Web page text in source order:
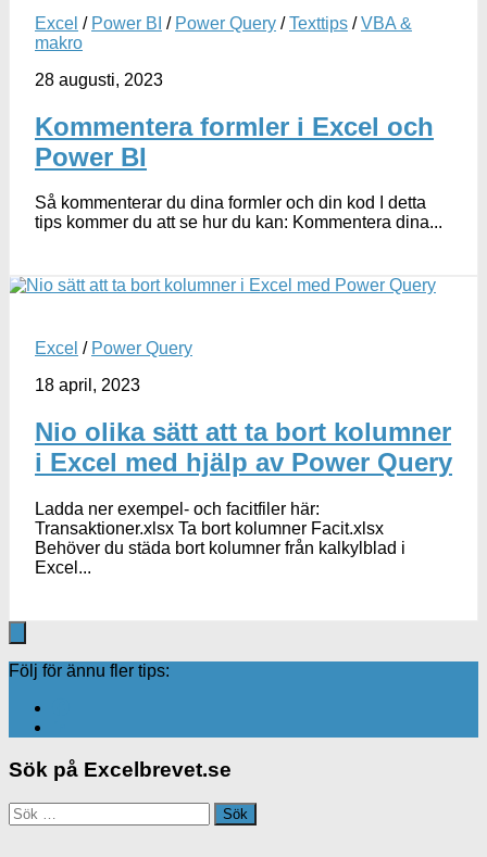
Excel / Power BI / Power Query /Texttips /VBA &
makro
28 augusti, 2023
Kommentera formler i Excel och
Power BI
Så kommenterar du dina formler och din kod I detta
tips kommer du att se hur du kan: Kommentera dina...
Excel / Power Query
18 april, 2023
Nio olika sätt att ta bort kolumner
i Excel med hjälp av Power Query
Ladda ner exempel- och facitfiler här:
Transaktioner.xlsx Ta bort kolumner Facit.xlsx
Behöver du städa bort kolumner från kalkylblad i
Excel...
Följ för ännu fler tips:
Sök på Excelbrevet.se
Sök
efter: